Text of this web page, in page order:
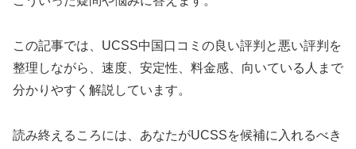
この記事では、UCSS中国口コミの良い評判と悪い評判を
整理しながら、速度、安定性、料金感、向いている人まで
分かりやすく解説しています。
読み終えるころには、あなたがUCSSを候補に入れるべき